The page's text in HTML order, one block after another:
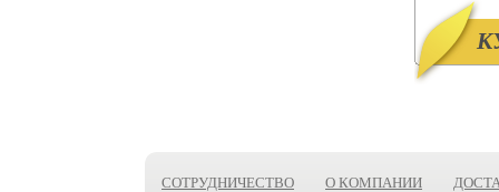
СОТРУДНИЧЕСТВО О КОМПАНИИ